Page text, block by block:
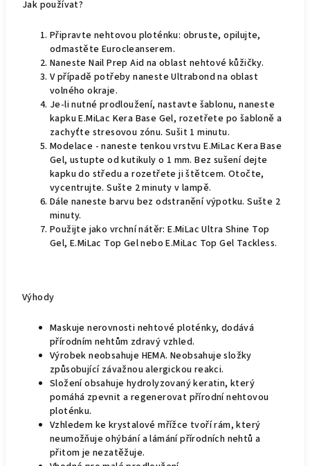
Jak používat?
Připravte nehtovou ploténku: obruste, opilujte,
odmastěte Eurocleanserem.
Naneste Nail Prep Aid na oblast nehtové kůžičky.
V případě potřeby naneste Ultrabond na oblast
volného okraje.
Je-li nutné prodloužení, nastavte šablonu, naneste
kapku E.MiLac Kera Base Gel, rozetřete po šabloně a
zachyťte stresovou zónu. Sušit 1 minutu.
Modelace - naneste tenkou vrstvu E.MiLac Kera Base
Gel, ustupte od kutikuly o 1 mm. Bez sušení dejte
kapku do středu a rozetřete ji štětcem. Otočte,
vycentrujte. Sušte 2 minuty v lampě.
Dále naneste barvu bez odstranění výpotku. Sušte 2
minuty.
Použijte jako vrchní nátěr: E.MiLac Ultra Shine Top
Gel, E.MiLac Top Gel nebo E.MiLac Top Gel Tackless.
Výhody
Maskuje nerovnosti nehtové ploténky, dodává
přírodním nehtům zdravý vzhled.
Výrobek neobsahuje HEMA. Neobsahuje složky
způsobující závažnou alergickou reakci.
Složení obsahuje hydrolyzovaný keratin, který
pomáhá zpevnit a regenerovat přírodní nehtovou
ploténku.
Vzhledem ke krystalové mřížce tvoří rám, který
neumožňuje ohýbání a lámání přírodních nehtů a
přitom je nezatěžuje.